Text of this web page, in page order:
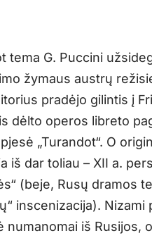
tema G. Puccini
žymaus austrų
pradėjo gilintis į
dėlto operos libreto
„Turandot“. O
iš dar toliau – XII a.
(beje, Rusų dramos
inscenizacija).
numanomai iš Rusijos,